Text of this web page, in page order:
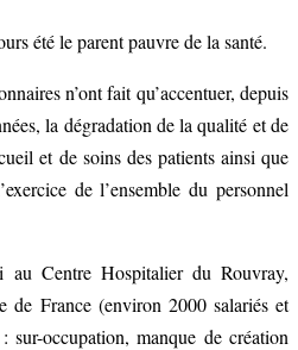
été le parent pauvre de la santé.
n’ont fait qu’accentuer, depuis
la dégradation de la qualité et de
et de soins des patients ainsi que
de l’ensemble du personnel
au Centre Hospitalier du Rouvray,
de France (environ 2000 salariés et
sur-occupation, manque de création